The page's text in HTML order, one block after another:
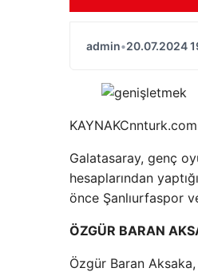
admin•20.07.2024
KAYNAKCnnturk.com
Galatasaray, genç
hesaplarından
önce Şanlıurfaspor
ÖZGÜR BARAN
Özgür Baran